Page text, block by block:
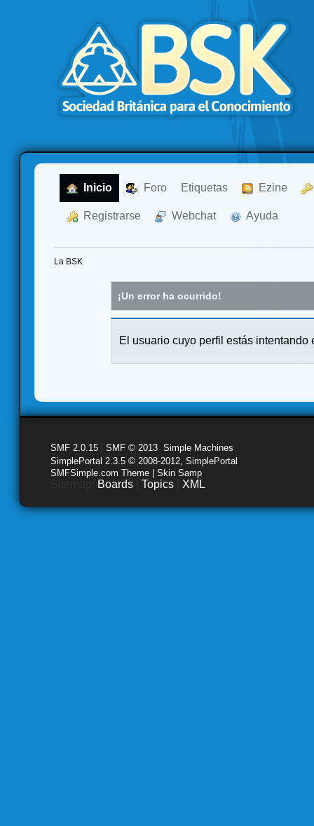
Inicio Foro Etiquetas Ezine
Registrarse Webchat Ayuda
La BSK
¡Un error ha ocurrido!
El usuario cuyo perfil estás intentando
SMF 2.0.15 SMF © 2013 Simple Machines
SimplePortal 2.3.5 © 2008-2012, SimplePortal
SMFSimple.com Theme | Skin Samp
Boards Topics XML